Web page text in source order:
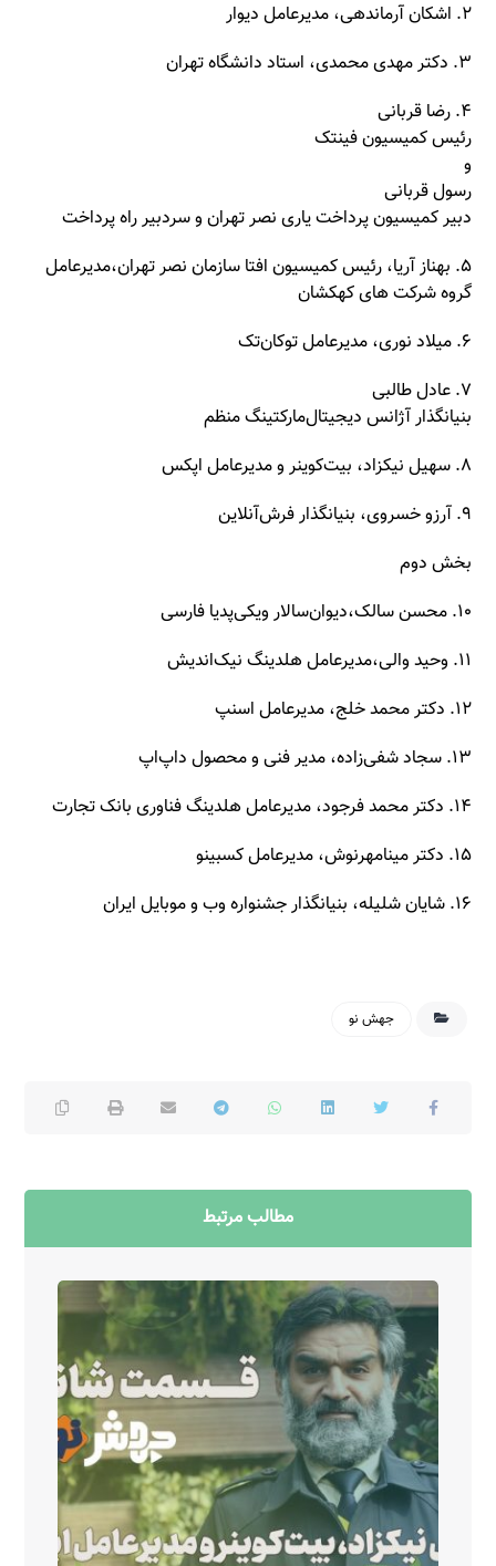
۲. اشکان آرماندهی، مدیرعامل دیوار
۳. دکتر مهدی محمدی، استاد دانشگاه تهران
۴. رضا قربانی
رئیس کمیسیون فینتک
و
رسول قربانی
دبیر کمیسیون پرداخت یاری نصر تهران و سردبیر راه پرداخت
۵. بهناز آریا، رئیس کمیسیون افتا سازمان نصر تهران،مدیرعامل
گروه شرکت های کهکشان
۶. میلاد نوری، مدیرعامل توکان‌تک
۷. عادل طالبی
بنیانگذار آژانس دیجیتال‌مارکتینگ منظم
۸. سهیل نیکزاد، بیت‌کوینر و مدیرعامل اپکس
۹. آرزو خسروی، بنیانگذار فرش‌آنلاین
بخش دوم
۱۰. محسن سالک،دیوان‌سالار ویکی‌پدیا فارسی
۱۱. وحید والی،مدیرعامل هلدینگ نیک‌اندیش
۱۲. دکتر محمد خلج، مدیرعامل اسنپ
۱۳. سجاد شفی‌زاده، مدیر فنی و محصول داپ‌اپ
۱۴. دکتر محمد فرجود، مدیرعامل هلدینگ فناوری بانک تجارت
۱۵. دکتر مینامهرنوش، مدیرعامل کسبینو
۱۶. شایان شلیله، بنیانگذار جشنواره وب و موبایل ایران
جهش نو
مطالب مرتبط